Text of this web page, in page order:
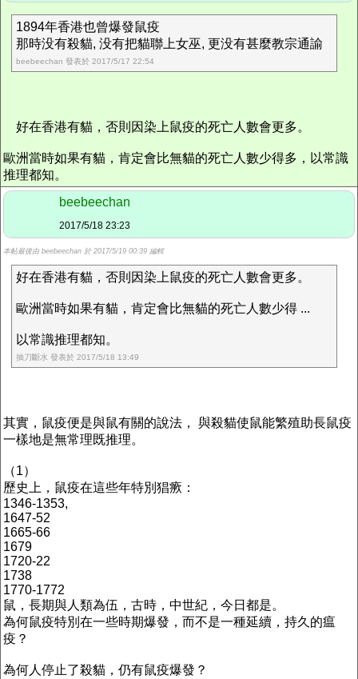
1894年香港也曾爆發鼠疫
那時没有殺貓, 没有把貓聯上女巫, 更没有甚麼教宗通諭
beebeechan 發表於 2017/5/17 22:54
好在香港有貓，否則因染上鼠疫的死亡人數會更多。
歐洲當時如果有貓，肯定會比無貓的死亡人數少得多，以常識
推理都知。
beebeechan
2017/5/18 23:23
本帖最後由 beebeechan 於 2017/5/19 00:39 編輯
好在香港有貓，否則因染上鼠疫的死亡人數會更多。
歐洲當時如果有貓，肯定會比無貓的死亡人數少得 ...
以常識推理都知。
抽刀斷水 發表於 2017/5/18 13:49
其實，鼠疫便是與鼠有關的說法， 與殺貓使鼠能繁殖助長鼠疫
一樣地是無常理既推理。
（1）
歷史上，鼠疫在這些年特別猖瘚：
1346-1353,
1647-52
1665-66
1679
1720-22
1738
1770-1772
鼠，長期與人類為伍，古時，中世紀，今日都是。
為何鼠疫特別在一些時期爆發，而不是一種延續，持久的瘟
疫？
為何人停止了殺貓，仍有鼠疫爆發？